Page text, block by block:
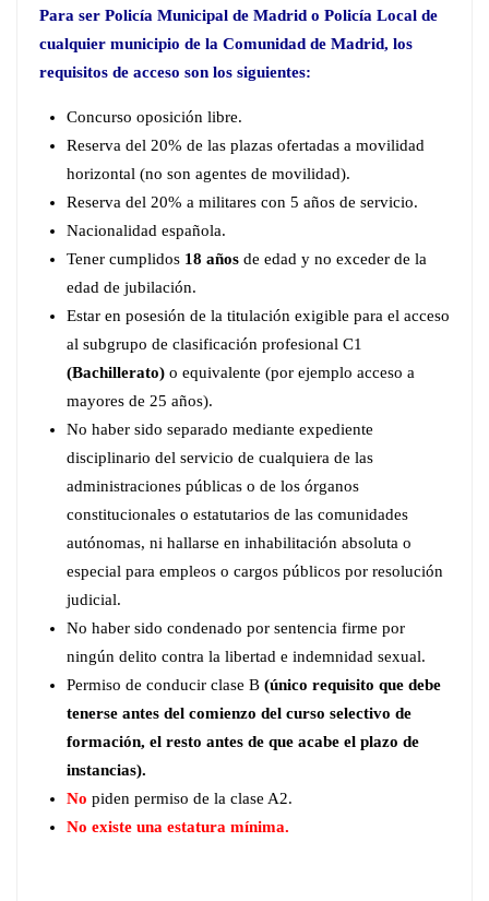
Para ser Policía Municipal de Madrid o Policía Local de
cualquier municipio de la Comunidad de Madrid, los
requisitos de acceso son los siguientes:
Concurso oposición libre.
Reserva del 20% de las plazas ofertadas a movilidad
horizontal (no son agentes de movilidad).
Reserva del 20% a militares con 5 años de servicio.
Nacionalidad española.
Tener cumplidos 18 años de edad y no exceder de la
edad de jubilación.
Estar en posesión de la titulación exigible para el acceso
al subgrupo de clasificación profesional C1
(Bachillerato) o equivalente (por ejemplo acceso a
mayores de 25 años).
No haber sido separado mediante expediente
disciplinario del servicio de cualquiera de las
administraciones públicas o de los órganos
constitucionales o estatutarios de las comunidades
autónomas, ni hallarse en inhabilitación absoluta o
especial para empleos o cargos públicos por resolución
judicial.
No haber sido condenado por sentencia firme por
ningún delito contra la libertad e indemnidad sexual.
Permiso de conducir clase B (único requisito que debe
tenerse antes del comienzo del curso selectivo de
formación, el resto antes de que acabe el plazo de
instancias).
No piden permiso de la clase A2.
No existe una estatura mínima.